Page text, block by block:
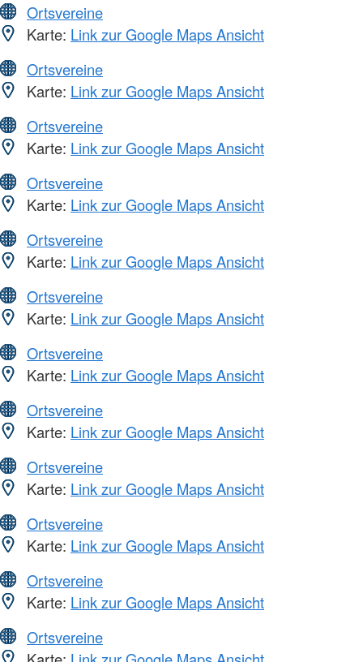
Ortsvereine
Karte: Link zur Google Maps Ansicht
Ortsvereine
Karte: Link zur Google Maps Ansicht
Ortsvereine
Karte: Link zur Google Maps Ansicht
Ortsvereine
Karte: Link zur Google Maps Ansicht
Ortsvereine
Karte: Link zur Google Maps Ansicht
Ortsvereine
Karte: Link zur Google Maps Ansicht
Ortsvereine
Karte: Link zur Google Maps Ansicht
Ortsvereine
Karte: Link zur Google Maps Ansicht
Ortsvereine
Karte: Link zur Google Maps Ansicht
Ortsvereine
Karte: Link zur Google Maps Ansicht
Ortsvereine
Karte: Link zur Google Maps Ansicht
Ortsvereine